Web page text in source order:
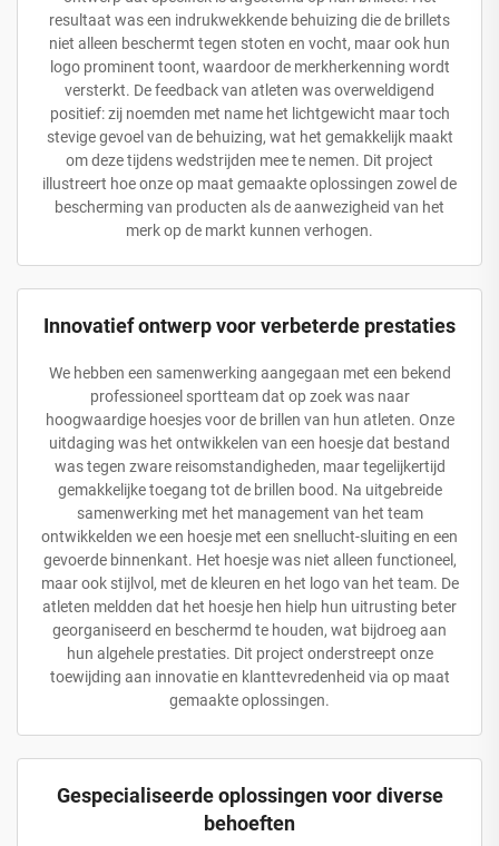
resultaat was een indrukwekkende behuizing die de brillets
niet alleen beschermt tegen stoten en vocht, maar ook hun
logo prominent toont, waardoor de merkherkenning wordt
versterkt. De feedback van atleten was overweldigend
positief: zij noemden met name het lichtgewicht maar toch
stevige gevoel van de behuizing, wat het gemakkelijk maakt
om deze tijdens wedstrijden mee te nemen. Dit project
illustreert hoe onze op maat gemaakte oplossingen zowel de
bescherming van producten als de aanwezigheid van het
merk op de markt kunnen verhogen.
Innovatief ontwerp voor verbeterde prestaties
We hebben een samenwerking aangegaan met een bekend
professioneel sportteam dat op zoek was naar
hoogwaardige hoesjes voor de brillen van hun atleten. Onze
uitdaging was het ontwikkelen van een hoesje dat bestand
was tegen zware reisomstandigheden, maar tegelijkertijd
gemakkelijke toegang tot de brillen bood. Na uitgebreide
samenwerking met het management van het team
ontwikkelden we een hoesje met een snellucht-sluiting en een
gevoerde binnenkant. Het hoesje was niet alleen functioneel,
maar ook stijlvol, met de kleuren en het logo van het team. De
atleten meldden dat het hoesje hen hielp hun uitrusting beter
georganiseerd en beschermd te houden, wat bijdroeg aan
hun algehele prestaties. Dit project onderstreept onze
toewijding aan innovatie en klanttevredenheid via op maat
gemaakte oplossingen.
Gespecialiseerde oplossingen voor diverse
behoeften